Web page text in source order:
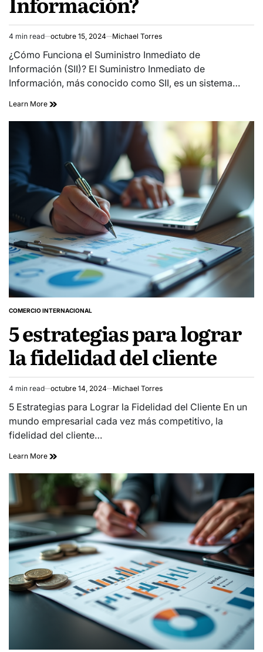
Estimated
read
time
4 min read octubre 15, 2024 Michael Torres
¿Cómo Funciona el Suministro Inmediato de
Información (SII)? El Suministro Inmediato de
Información, más conocido como SII, es un sistema…
Learn More
POSTED
COMERCIO INTERNACIONAL
5 estrategias para lograr
la fidelidad del cliente
Estimated
read
time
4 min read octubre 14, 2024 Michael Torres
5 Estrategias para Lograr la Fidelidad del Cliente En un
mundo empresarial cada vez más competitivo, la
fidelidad del cliente…
Learn More